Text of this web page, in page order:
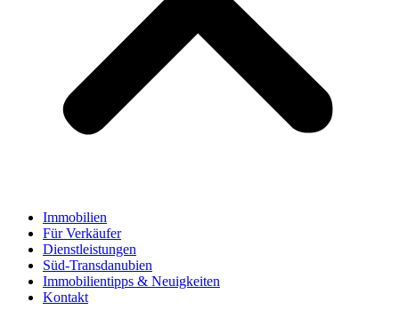
Immobilien
Für Verkäufer
Dienstleistungen
Süd-Transdanubien
Immobilientipps & Neuigkeiten
Kontakt